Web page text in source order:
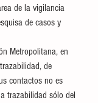
de la vigilancia
de casos y
Metropolitana, en
de
contactos no es
trazabilidad sólo del